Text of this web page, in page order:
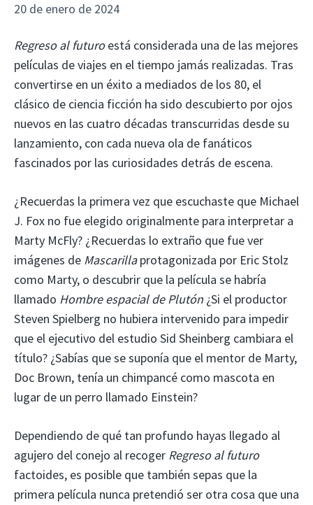
20 de enero de 2024
Regreso al futuroestá considerada una de las mejores
películas de viajes en el tiempo jamás realizadas. Tras
convertirse en un éxito a mediados de los 80, el
clásico de ciencia ficción ha sido descubierto por ojos
nuevos en las cuatro décadas transcurridas desde su
lanzamiento, con cada nueva ola de fanáticos
fascinados por las curiosidades detrás de escena.
¿Recuerdas la primera vez que escuchaste que Michael
J. Fox no fue elegido originalmente para interpretar a
Marty McFly? ¿Recuerdas lo extraño que fue ver
imágenes de Mascarillaprotagonizada por Eric Stolz
como Marty, o descubrir que la película se habría
llamado Hombre espacial de Plutón ¿Si el productor
Steven Spielberg no hubiera intervenido para impedir
que el ejecutivo del estudio Sid Sheinberg cambiara el
título? ¿Sabías que se suponía que el mentor de Marty,
Doc Brown, tenía un chimpancé como mascota en
lugar de un perro llamado Einstein?
Dependiendo de qué tan profundo hayas llegado al
agujero del conejo al recoger Regreso al futuro
factoides, es posible que también sepas que la
primera película nunca pretendió ser otra cosa que una